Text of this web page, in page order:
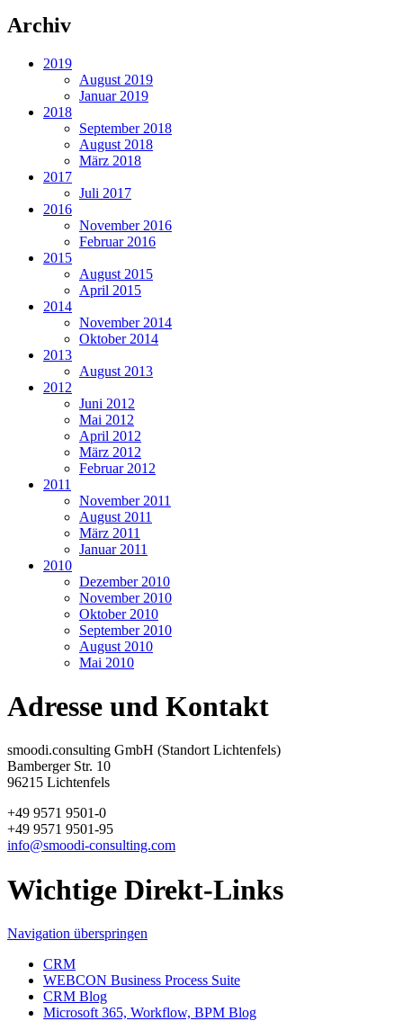
Archiv
2019
August 2019
Januar 2019
2018
September 2018
August 2018
März 2018
2017
Juli 2017
2016
November 2016
Februar 2016
2015
August 2015
April 2015
2014
November 2014
Oktober 2014
2013
August 2013
2012
Juni 2012
Mai 2012
April 2012
März 2012
Februar 2012
2011
November 2011
August 2011
März 2011
Januar 2011
2010
Dezember 2010
November 2010
Oktober 2010
September 2010
August 2010
Mai 2010
Adresse und Kontakt
smoodi.consulting GmbH (Standort Lichtenfels)
Bamberger Str. 10
96215 Lichtenfels
+49 9571 9501-0
+49 9571 9501-95
info@smoodi-consulting.com
Wichtige Direkt-Links
Navigation überspringen
CRM
WEBCON Business Process Suite
CRM Blog
Microsoft 365, Workflow, BPM Blog